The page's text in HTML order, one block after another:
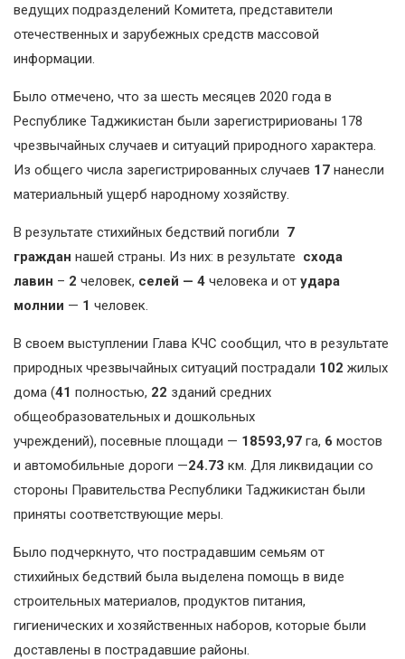
ведущих подразделений Комитета, представители
отечественных и зарубежных средств массовой
информации.
Было отмечено, что за шесть месяцев 2020 года в
Республике Таджикистан были зарегистририованы 178
чрезвычайных случаев и ситуаций природного характера.
Из общего числа зарегистрированных случаев 17 нанесли
материальный ущерб народному хозяйству.
В результате стихийных бедствий погибли 7
граждан нашей страны. Из них: в результате схода
лавин – 2 человек, селей — 4 человека и от удара
молнии — 1 человек.
В своем выступлении Глава КЧС сообщил, что в результате
природных чрезвычайных ситуаций пострадали 102 жилых
дома (41 полностью, 22 зданий средних
общеобразовательных и дошкольных
учреждений), посевные площади — 18593,97 га, 6 мостов
и автомобильные дороги —24.73 км. Для ликвидации со
стороны Правительства Республики Таджикистан были
приняты соответствующие меры.
Было подчеркнуто, что пострадавшим семьям от
стихийных бедствий была выделена помощь в виде
строительных материалов, продуктов питания,
гигиенических и хозяйственных наборов, которые были
доставлены в пострадавшие районы.